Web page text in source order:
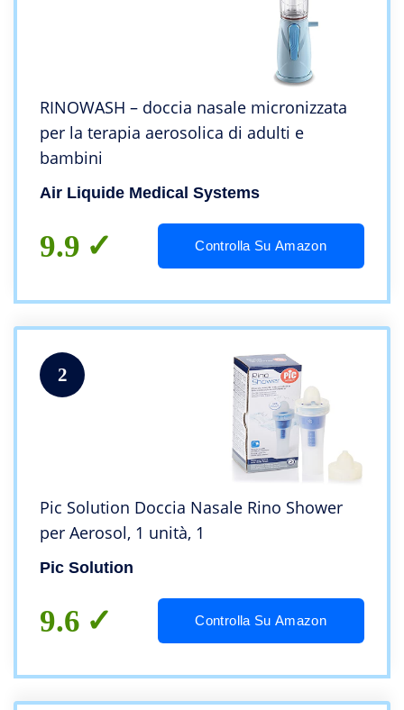
RINOWASH – doccia nasale micronizzata
per la terapia aerosolica di adulti e
bambini
Air Liquide Medical Systems
9.9 Controlla Su Amazon
2
Pic Solution Doccia Nasale Rino Shower
per Aerosol, 1 unità, 1
Pic Solution
9.6 Controlla Su Amazon